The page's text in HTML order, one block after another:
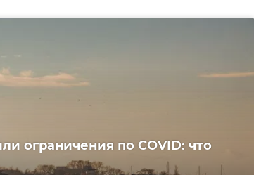
ограничения по COVID: что